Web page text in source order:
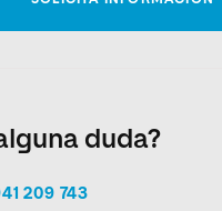
duda?
209 743